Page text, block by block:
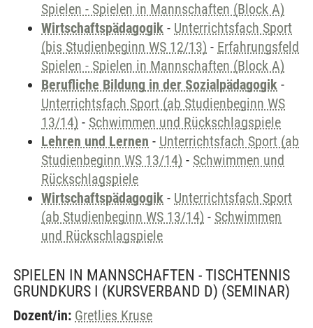
Spielen - Spielen in Mannschaften (Block A)
Wirtschaftspädagogik - Unterrichtsfach Sport
(bis Studienbeginn WS 12/13) - Erfahrungsfeld
Spielen - Spielen in Mannschaften (Block A)
Berufliche Bildung in der Sozialpädagogik -
Unterrichtsfach Sport (ab Studienbeginn WS
13/14) - Schwimmen und Rückschlagspiele
Lehren und Lernen - Unterrichtsfach Sport (ab
Studienbeginn WS 13/14) - Schwimmen und
Rückschlagspiele
Wirtschaftspädagogik - Unterrichtsfach Sport
(ab Studienbeginn WS 13/14) - Schwimmen
und Rückschlagspiele
SPIELEN IN MANNSCHAFTEN - TISCHTENNIS
GRUNDKURS I (KURSVERBAND D) (SEMINAR)
Dozent/in: Gretlies Kruse